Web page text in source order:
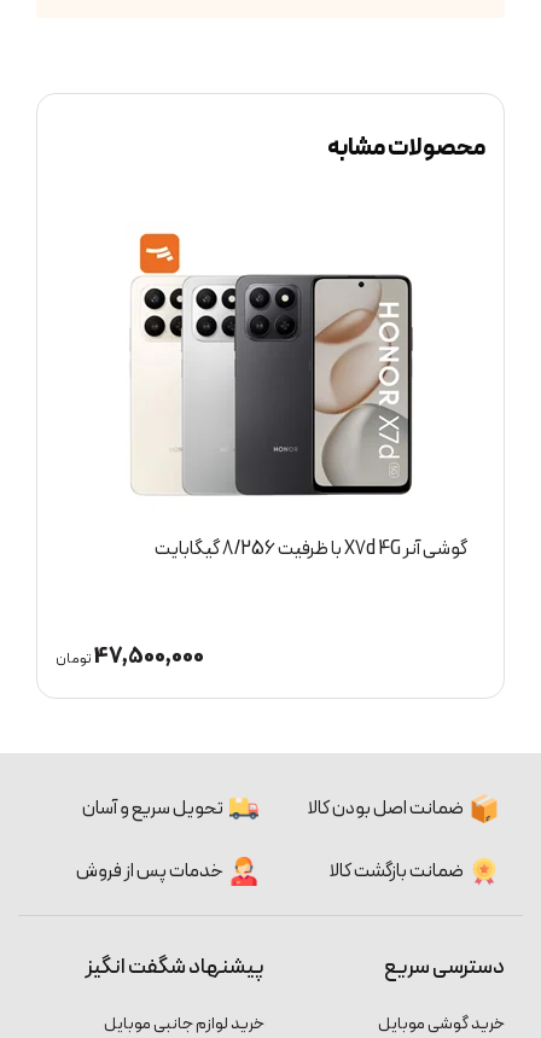
محصولات مشابه
گوشی آنر 400 Lite 5G با ظرفیت 8/256 گیگابایت
ضمانت اصل بودن کالا تحویل سریع و آسان
ضمانت بازگشت کالا خدمات پس از فروش
دسترسی سریع
خرید گوشی موبایل
پیشنهاد شگفت انگیز
خرید لوازم جانبی موبایل